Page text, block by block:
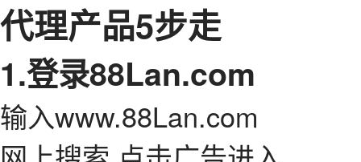
代理产品5步走
1.登录88Lan.com
输入www.88Lan.com